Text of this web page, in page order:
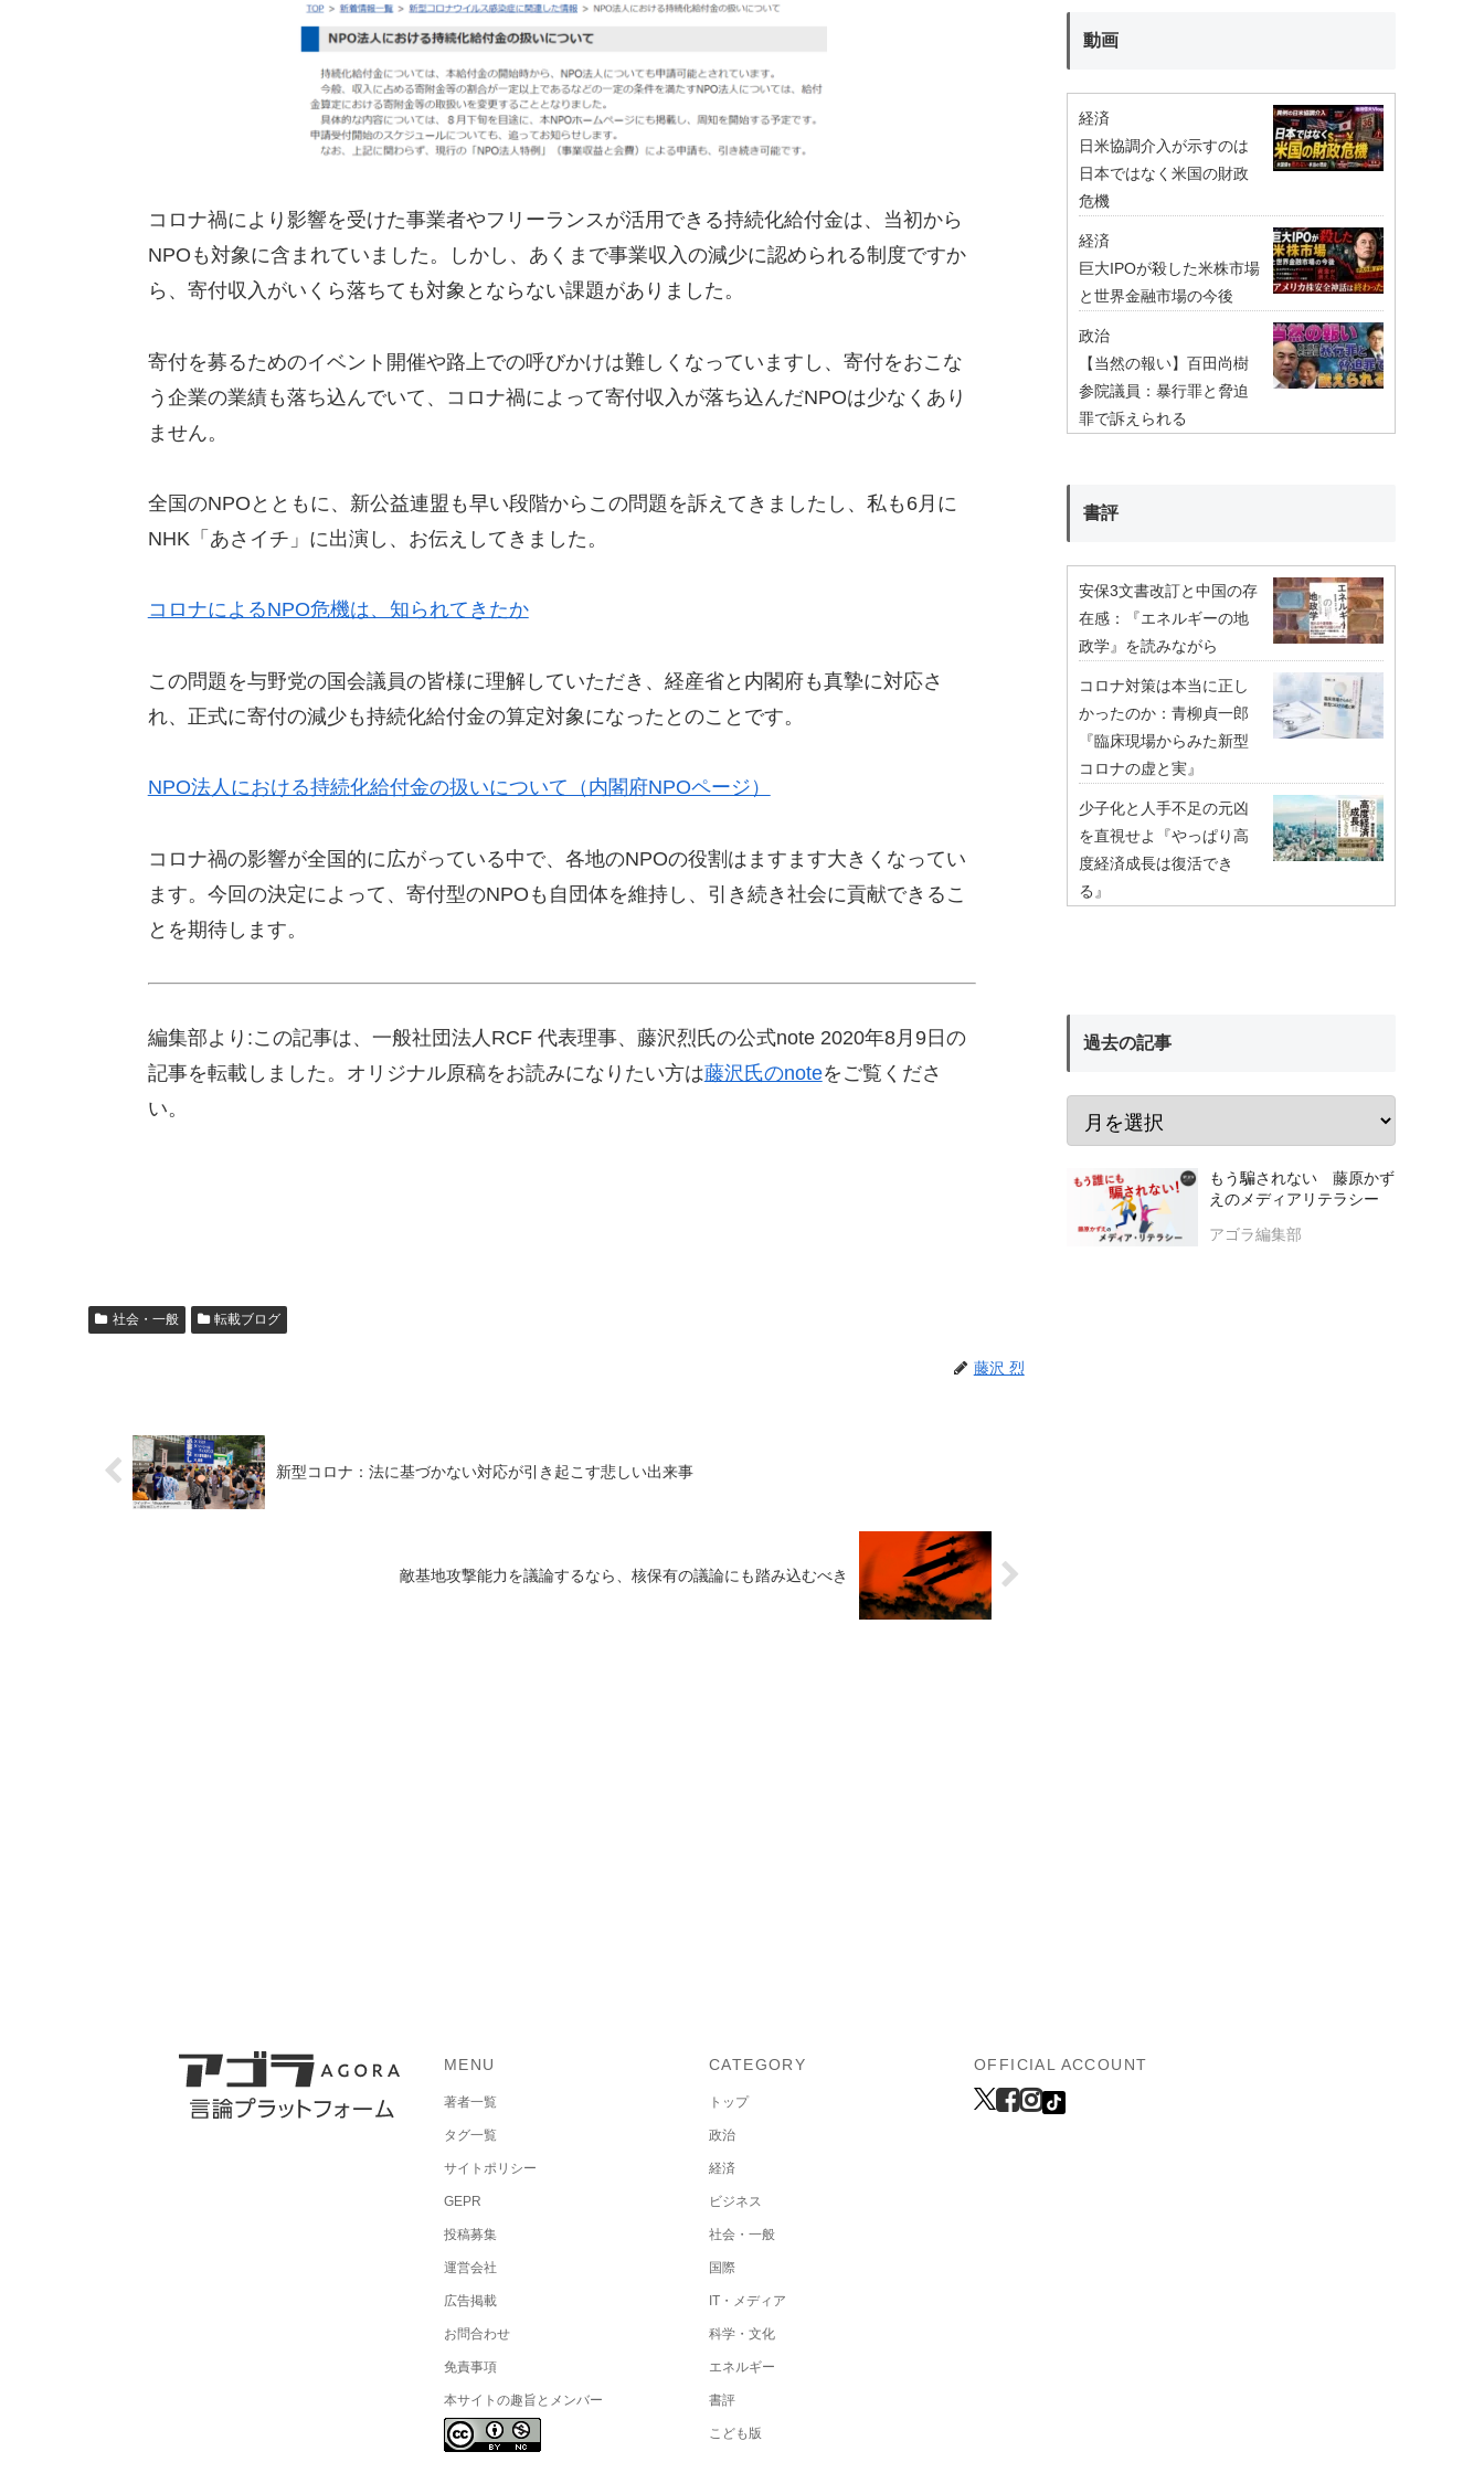
コロナ禍により影響を受けた事業者やフリーランスが活用できる持続化給付金は、当初から
NPOも対象に含まれていました。しかし、あくまで事業収入の減少に認められる制度ですか
ら、寄付収入がいくら落ちても対象とならない課題がありました。
寄付を募るためのイベント開催や路上での呼びかけは難しくなっていますし、寄付をおこな
う企業の業績も落ち込んでいて、コロナ禍によって寄付収入が落ち込んだNPOは少なくあり
ません。
全国のNPOとともに、新公益連盟も早い段階からこの問題を訴えてきましたし、私も6月に
NHK「あさイチ」に出演し、お伝えしてきました。
コロナによるNPO危機は、知られてきたか
この問題を与野党の国会議員の皆様に理解していただき、経産省と内閣府も真摯に対応さ
れ、正式に寄付の減少も持続化給付金の算定対象になったとのことです。
NPO法人における持続化給付金の扱いについて（内閣府NPOページ）
コロナ禍の影響が全国的に広がっている中で、各地のNPOの役割はますます大きくなってい
ます。今回の決定によって、寄付型のNPOも自団体を維持し、引き続き社会に貢献できるこ
とを期待します。
編集部より:この記事は、一般社団法人RCF 代表理事、藤沢烈氏の公式note 2020年8月9日の
記事を転載しました。オリジナル原稿をお読みになりたい方は藤沢氏のnoteをご覧くださ
い。
社会・一般 転載ブログ
藤沢 烈
新型コロナ：法に基づかない対応が引き起こす悲しい出来事
敵基地攻撃能力を議論するなら、核保有の議論にも踏み込むべき
動画
経済
日米協調介入が示すのは
日本ではなく米国の財政
危機
経済
巨大IPOが殺した米株市場
と世界金融市場の今後
政治
【当然の報い】百田尚樹
参院議員：暴行罪と脅迫
罪で訴えられる
書評
安保3文書改訂と中国の存
在感：『エネルギーの地
政学』を読みながら
コロナ対策は本当に正し
かったのか：青柳貞一郎
『臨床現場からみた新型
コロナの虚と実』
少子化と人手不足の元凶
を直視せよ『やっぱり高
度経済成長は復活でき
る』
過去の記事
もう騙されない 藤原かず
えのメディアリテラシー
アゴラ編集部
MENU
著者一覧
タグ一覧
サイトポリシー
GEPR
投稿募集
運営会社
広告掲載
お問合わせ
免責事項
本サイトの趣旨とメンバー
CATEGORY
トップ
政治
経済
ビジネス
社会・一般
国際
IT・メディア
科学・文化
エネルギー
書評
こども版
OFFICIAL ACCOUNT